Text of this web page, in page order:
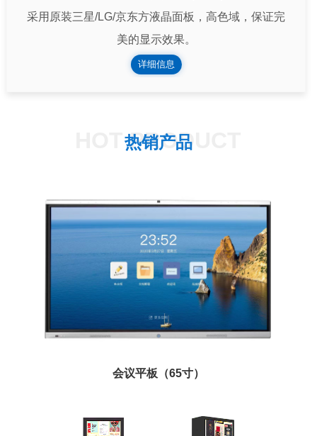
采用原装三星/LG/京东方液晶面板，高色域，保证完
美的显示效果。
详细信息
HOT PRODUCT
热销产品
会议平板（65寸）